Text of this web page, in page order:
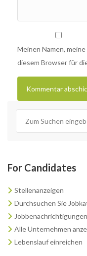
Meinen Namen,
diesem Browser für
For Candidates
Stellenanzeigen
Durchsuchen Sie
Jobbenachrichtigungen
Alle Unternehmen
Lebenslauf einreichen